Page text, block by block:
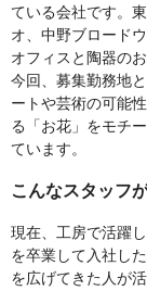
ている会社です。
オ、中野ブロード
オフィスと陶器の
今回、募集勤務地
ートや芸術の可能
る「お花」をモチ
ています。
こんなスタッフ
現在、工房で活躍
を卒業して入社し
を広げてきた人が